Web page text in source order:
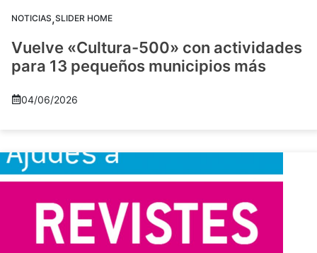
NOTICIAS,SLIDER HOME
Vuelve «Cultura-500» con actividades
para 13 pequeños municipios más
04/06/2026